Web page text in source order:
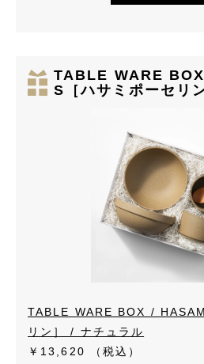
TABLE WARE
S［ハサミポーセリ
TABLE WARE BOX /
リン］ / ナチュラル
￥13,620
（税込）